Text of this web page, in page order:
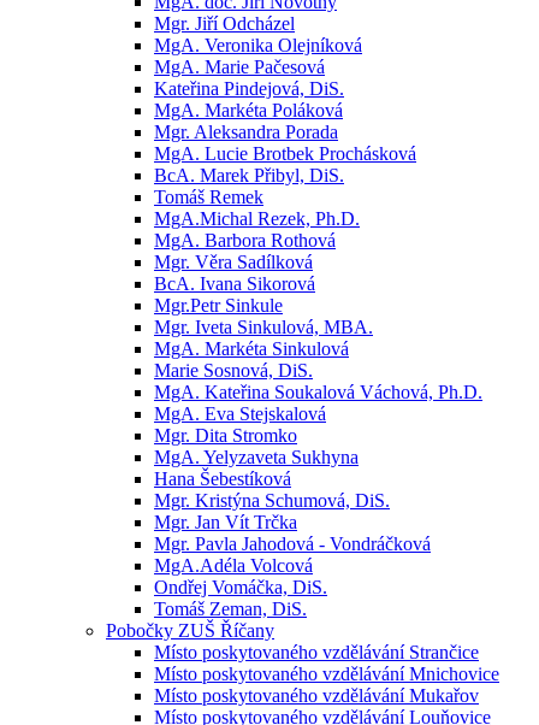
Mgr. Jiří Odcházel
MgA. Veronika Olejníková
MgA. Marie Pačesová
Kateřina Pindejová, DiS.
MgA. Markéta Poláková
Mgr. Aleksandra Porada
MgA. Lucie Brotbek Prochásková
BcA. Marek Přibyl, DiS.
Tomáš Remek
MgA.Michal Rezek, Ph.D.
MgA. Barbora Rothová
Mgr. Věra Sadílková
BcA. Ivana Sikorová
Mgr.Petr Sinkule
Mgr. Iveta Sinkulová, MBA.
MgA. Markéta Sinkulová
Marie Sosnová, DiS.
MgA. Kateřina Soukalová Váchová, Ph.D.
MgA. Eva Stejskalová
Mgr. Dita Stromko
MgA. Yelyzaveta Sukhyna
Hana Šebestíková
Mgr. Kristýna Schumová, DiS.
Mgr. Jan Vít Trčka
Mgr. Pavla Jahodová - Vondráčková
MgA.Adéla Volcová
Ondřej Vomáčka, DiS.
Tomáš Zeman, DiS.
Pobočky ZUŠ Říčany
Místo poskytovaného vzdělávání Strančice
Místo poskytovaného vzdělávání Mnichovice
Místo poskytovaného vzdělávání Mukařov
Místo poskytovaného vzdělávání Louňovice